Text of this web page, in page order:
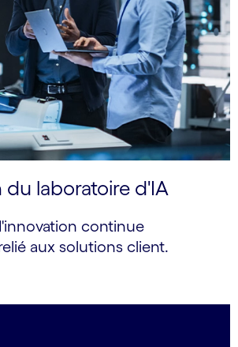
du laboratoire d'IA
continue
aux solutions client.